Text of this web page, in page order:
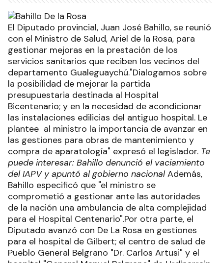
El Diputado provincial, Juan José Bahillo, se reunió
con el Ministro de Salud, Ariel de la Rosa, para
gestionar mejoras en la prestación de los
servicios sanitarios que reciben los vecinos del
departamento Gualeguaychú."Dialogamos sobre
la posibilidad de mejorar la partida
presupuestaria destinada al Hospital
Bicentenario; y en la necesidad de acondicionar
las instalaciones edilicias del antiguo hospital. Le
plantee al ministro la importancia de avanzar en
las gestiones para obras de mantenimiento y
compra de aparatología" expresó el legislador. Te
puede interesar: Bahillo denunció el vaciamiento
del IAPV y apuntó al gobierno nacionalAdemás,
Bahillo especificó que "el ministro se
comprometió a gestionar ante las autoridades
de la nación una ambulancia de alta complejidad
para el Hospital Centenario".Por otra parte, el
Diputado avanzó con De La Rosa en gestiones
para el hospital de Gilbert; el centro de salud de
Pueblo General Belgrano "Dr. Carlos Artusi" y el